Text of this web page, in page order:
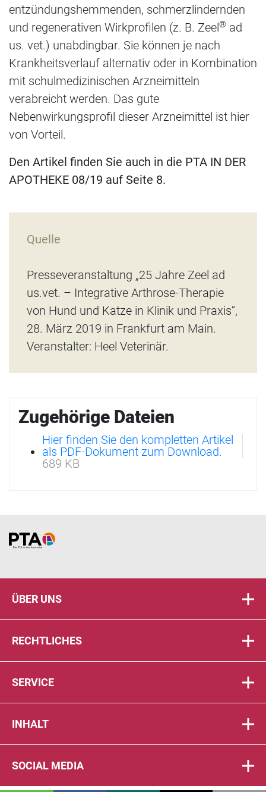
entzündungshemmenden, schmerzlindernden
und regenerativen Wirkprofilen (z. B. Zeel® ad
us. vet.) unabdingbar. Sie können je nach
Krankheitsverlauf alternativ oder in Kombination
mit schulmedizinischen Arzneimitteln
verabreicht werden. Das gute
Nebenwirkungsprofil dieser Arzneimittel ist hier
von Vorteil.
Den Artikel finden Sie auch in die PTA IN DER
APOTHEKE 08/19 auf Seite 8.
Quelle
Presseveranstaltung „25 Jahre Zeel ad
us.vet. – Integrative Arthrose-Therapie
von Hund und Katze in Klinik und Praxis“,
28. März 2019 in Frankfurt am Main.
Veranstalter: Heel Veterinär.
Zugehörige Dateien
Hier finden Sie den kompletten Artikel
als PDF-Dokument zum Download.
689 KB
Home
ÜBER UNS
RECHTLICHES
SERVICE
INHALT
SOCIAL MEDIA